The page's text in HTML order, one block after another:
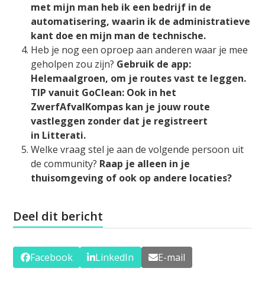
met mijn man heb ik een bedrijf in de
automatisering, waarin ik de administratieve
kant doe en mijn man de technische.
Heb je nog een oproep aan anderen waar je mee
geholpen zou zijn? Gebruik de app:
Helemaalgroen, om je routes vast te leggen.
TIP vanuit GoClean: Ook in het
ZwerfAfvalKompas kan je jouw route
vastleggen zonder dat je registreert
in Litterati.
Welke vraag stel je aan de volgende persoon uit
de community? Raap je alleen in je
thuisomgeving of ook op andere locaties?
Deel dit bericht
Facebook LinkedIn E-mail